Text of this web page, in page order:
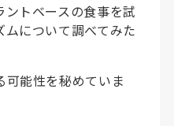
トベースの食事を試
について調べてみた
可能性を秘めていま